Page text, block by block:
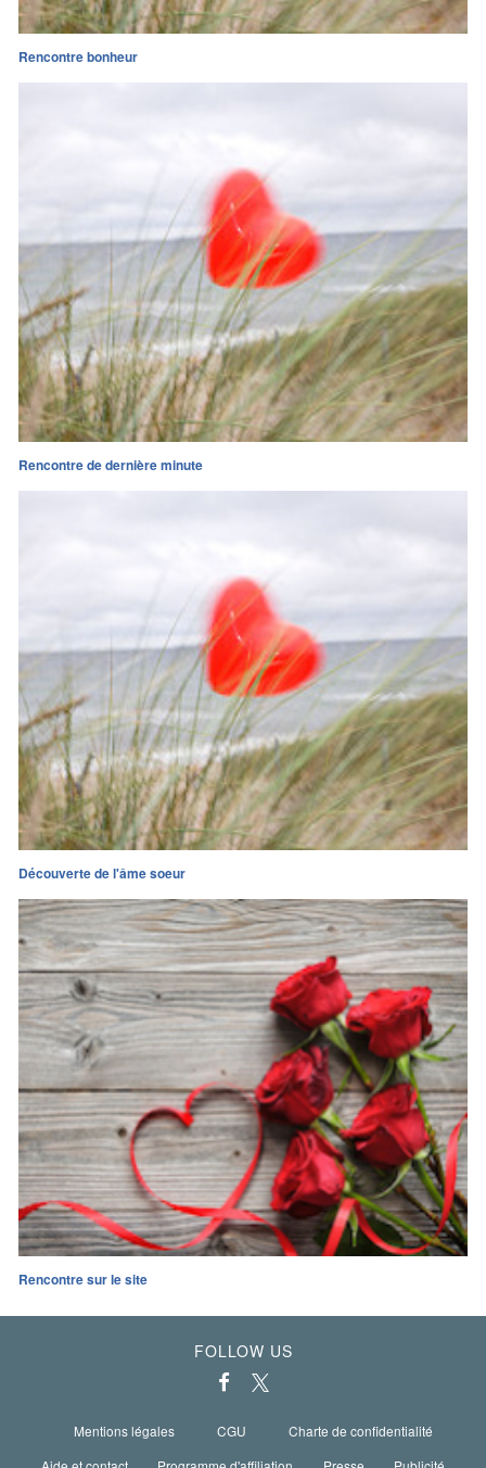
Rencontre bonheur
Rencontre de dernière minute
Découverte de l'âme soeur
Rencontre sur le site
FOLLOW US
Mentions légales CGU
Charte de confidentialité